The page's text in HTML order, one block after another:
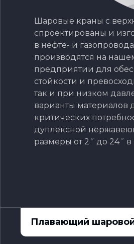
Шаровые краны с
спроектированы и
в нефте- и
производятся на
предприятии для
стойкости и
так и при низком
варианты материалов
критических
дуплексной
размеры от 2˝ до 24˝ в
Плавающий